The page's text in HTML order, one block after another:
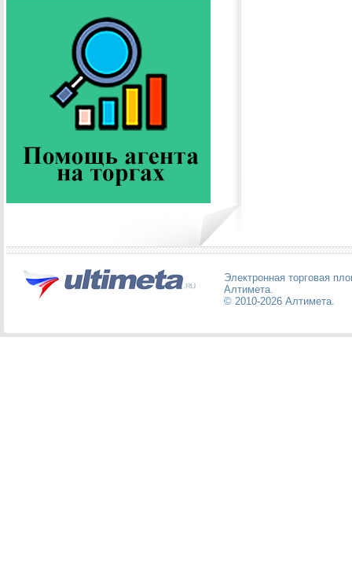
Электронная торговая
Алтимета.
© 2010-2026 Алтимета.